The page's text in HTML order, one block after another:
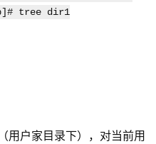
tree dir1
用户家目录下），对当前用